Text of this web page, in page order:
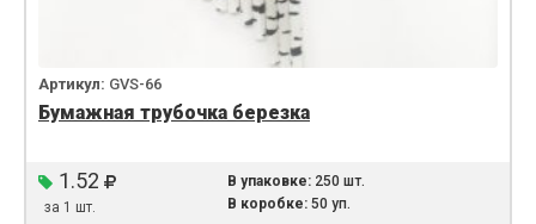
Артикул: GVS-66
Бумажная трубочка березка
1.52
за 1 шт.
В упаковке:250 шт.
В коробке:50 уп.